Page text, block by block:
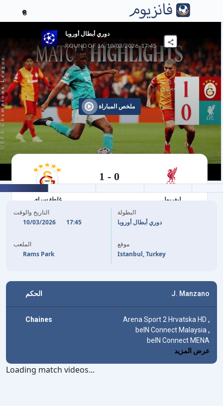
8
دوري أبطال أوروبا
ROUND OF 16, 10/03/2026, 17:45
ملخص المباراة
غلطة سراي
1 -0
ليفربول
التاريخ والوقت
10/03/2026
17:45
الملعب
Rams Park
البطولة
دوري أبطال أوروبا
موقع
Istanbul, Turkey
الحكم J. Manzano
Chaines Arena Sport 2 Hrvatska HD ,
beIN Connect Malaysia ,
beIN Connect MENA
عرض المزيد
Loading match videos...